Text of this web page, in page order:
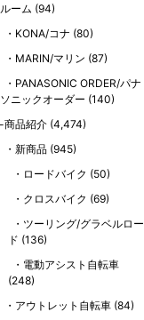
ルーム (94)
KONA/コナ (80)
MARIN/マリン (87)
PANASONIC ORDER/パナ
ソニックオーダー (140)
商品紹介 (4,474)
新商品 (945)
ロードバイク (50)
クロスバイク (69)
ツーリング/グラベルロー
ド (136)
電動アシスト自転車
(248)
アウトレット自転車 (84)